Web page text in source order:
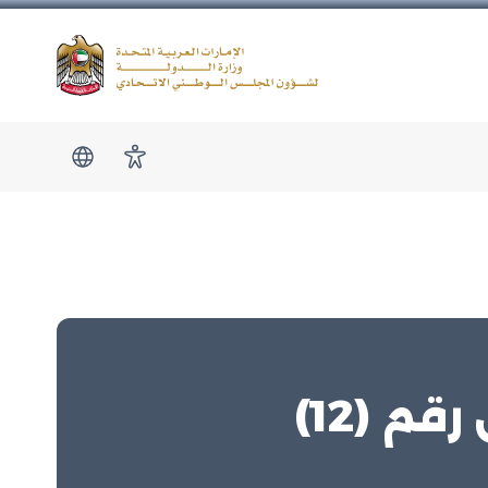
show امكانية الوصول
(12)